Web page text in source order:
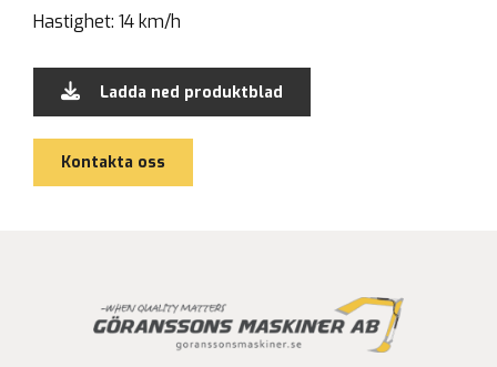
Hastighet: 14 km/h
Ladda ned produktblad
Kontakta oss